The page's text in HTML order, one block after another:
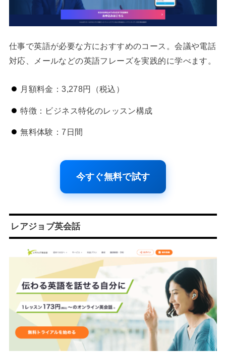
仕事で英語が必要な方におすすめのコース。会議や電話
対応、メールなどの英語フレーズを実践的に学べます。
月額料金：3,278円（税込）
特徴：ビジネス特化のレッスン構成
無料体験：7日間
今すぐ無料で試す
レアジョブ英会話